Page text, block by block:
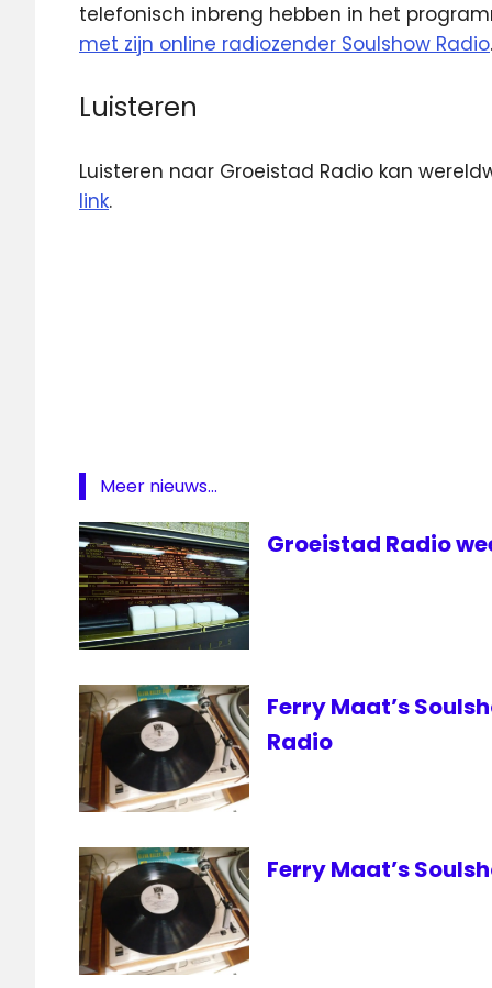
telefonisch inbreng hebben in het
met zijn online radiozender Soulshow Radio.
Luisteren
Luisteren naar Groeistad Radio kan
link.
SoulShow
Meer nieuws...
Groeistad Radio
Ferry Maat’s
Radio
Ferry Maat’s